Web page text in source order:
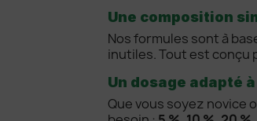
Une composition
Nos formules sont à
inutiles. Tout est conçu
Un dosage adapté
Que vous soyez novice